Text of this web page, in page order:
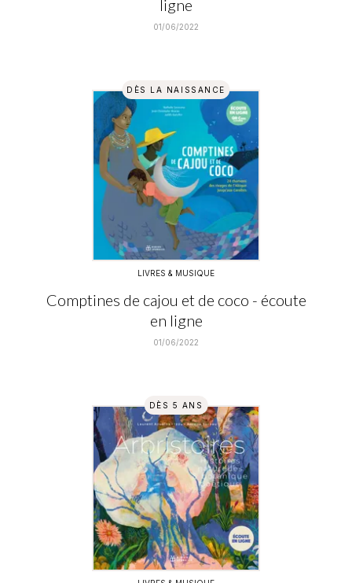
ligne
01/06/2022
DÈS LA NAISSANCE
LIVRES & MUSIQUE
Comptines de cajou et de coco - écoute
en ligne
01/06/2022
DÈS 5 ANS